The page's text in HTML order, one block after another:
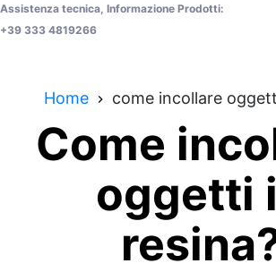
Assistenza tecnica, Informazione Prodotti:
+39 333 4819266
Home come incollare
Come
oggetti